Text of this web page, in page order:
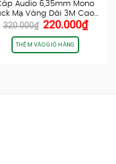
Audio 6,35mm Mono
Mạ Vàng Dài 3M Cao…
320.000₫ Giá
gốc
là:
320.000₫.
220.000₫Giá
THÊM VÀO GIỎ HÀNG